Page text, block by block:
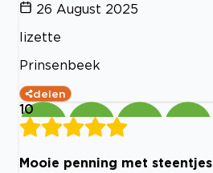
26 August 2025
lizette
Prinsenbeek
delen
10
Mooie penning met steentjes